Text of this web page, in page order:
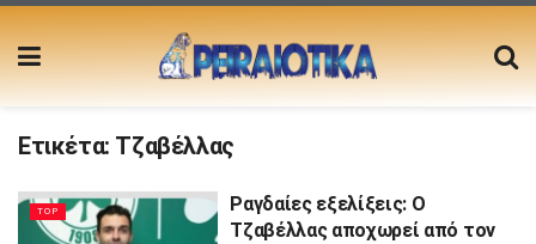
Ετικέτα: Τζαβέλλας
TOP
Ραγδαίες εξελίξεις: Ο
Τζαβέλλας αποχωρεί από τον